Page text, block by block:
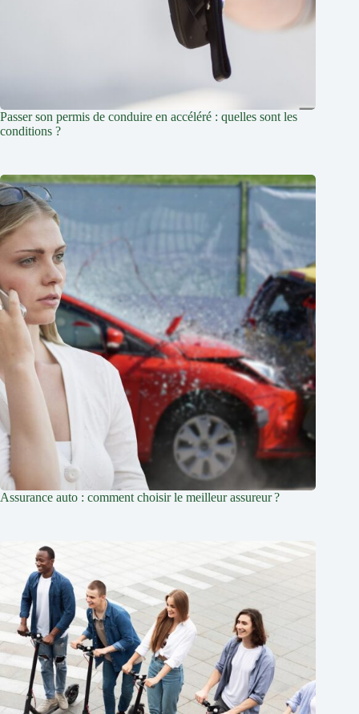
Passer son permis de conduire en accéléré : quelles sont les
conditions ?
Assurance auto : comment choisir le meilleur assureur ?